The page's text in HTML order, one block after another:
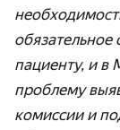
обязательное
пациенту, и в
проблему
комиссии и